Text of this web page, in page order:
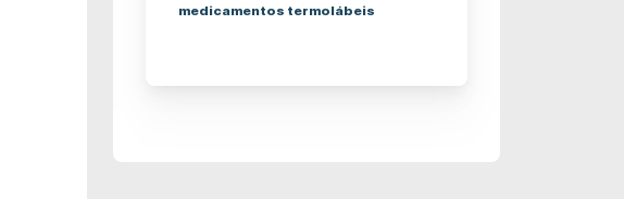
medicamentos termolábeis